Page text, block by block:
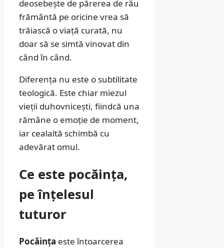
deosebește de părerea de rău
frământă pe oricine vrea să
trăiască o viață curată, nu
doar să se simtă vinovat din
când în când.
Diferența nu este o subtilitate
teologică. Este chiar miezul
vieții duhovnicești, fiindcă una
rămâne o emoție de moment,
iar cealaltă schimbă cu
adevărat omul.
Ce este pocăința,
pe înțelesul
tuturor
Pocăința este întoarcerea